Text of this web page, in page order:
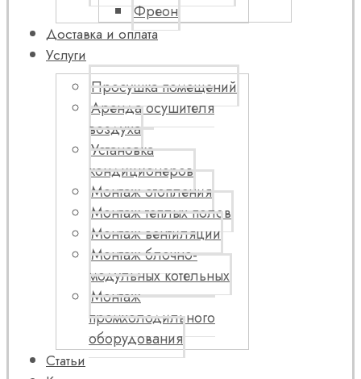
Фреон
Доставка и оплата
Услуги
Просушка помещений
Аренда осушителя
воздуха
Установка
кондиционеров
Монтаж отопления
Монтаж теплых полов
Монтаж вентиляции
Монтаж блочно-
модульных котельных
Монтаж
промхолодильного
оборудования
Статьи